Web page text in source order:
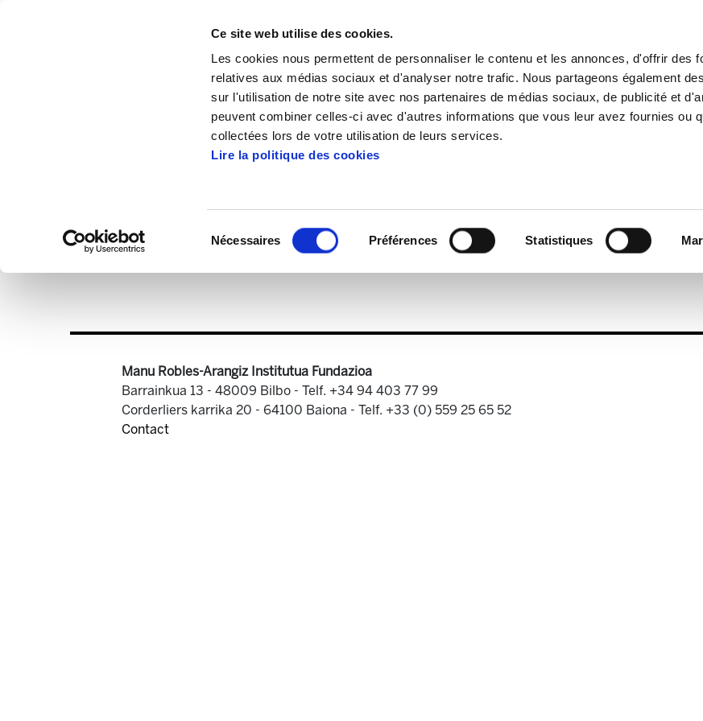
Ce site web utilise des cookies.
Les cookies nous permettent de personnaliser le contenu et les annonces, d'offrir des
relatives aux médias sociaux et d'analyser notre trafic. Nous partageons également
sur l'utilisation de notre site avec nos partenaires de médias sociaux, de publicité et
peuvent combiner celles-ci avec d'autres informations que vous leur avez fournies ou
collectées lors de votre utilisation de leurs services.
Lire la politique des cookies
Nécessaires Préférences Statistiques
Publications Enbata + Alda! Enbata + Alda! 1968
Enbata-Alda1968(59)2.pdf
Manu Robles-Arangiz Institutua Fundazioa
Barrainkua 13 - 48009 Bilbo - Telf. +34 94 403 77 99
Corderliers karrika 20 - 64100 Baiona - Telf. +33 (0) 559 25 65 52
Contact